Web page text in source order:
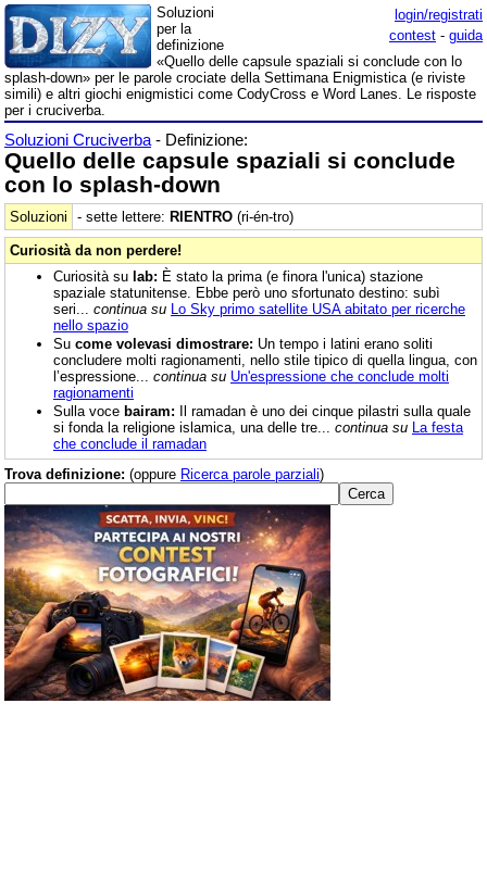
login/registrati
contest - guida
Soluzioni
per la
definizione
«Quello delle capsule spaziali si conclude con lo
splash-down» per le parole crociate della Settimana Enigmistica (e riviste
simili) e altri giochi enigmistici come CodyCross e Word Lanes. Le risposte
per i cruciverba.
Soluzioni Cruciverba - Definizione:
Quello delle capsule spaziali si conclude
con lo splash-down
Soluzioni - sette lettere: RIENTRO (ri-én-tro)
Curiosità da non perdere!
Curiosità su lab: È stato la prima (e finora l'unica) stazione
spaziale statunitense. Ebbe però uno sfortunato destino: subì
seri... continua su Lo Sky primo satellite USA abitato per ricerche
nello spazio
Su come volevasi dimostrare: Un tempo i latini erano soliti
concludere molti ragionamenti, nello stile tipico di quella lingua, con
l’espressione... continua su Un'espressione che conclude molti
ragionamenti
Sulla voce bairam: Il ramadan è uno dei cinque pilastri sulla quale
si fonda la religione islamica, una delle tre... continua su La festa
che conclude il ramadan
Trova definizione: (oppure Ricerca parole parziali)